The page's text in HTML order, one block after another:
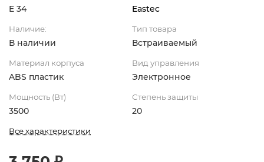
E 34 Eastec
Наличие:
В наличии
Тип товара
Встраиваемый
Материал корпуса
ABS пластик
Вид управления
Электронное
Мощность (Вт)
3500
Степень защиты
20
Все характеристики